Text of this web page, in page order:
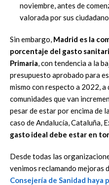
noviembre, antes de
valorada por sus
Sin embargo, Madrid es la
porcentaje del gasto
Primaria, con tendencia a la
presupuesto aprobado para
mismo con respecto a 2022,
comunidades que van
pesar de estar por encima de
caso de Andalucía, Cataluña,
gasto ideal debe estar en to
Desde todas las
venimos reclamando mejoras
Consejería de Sanidad haya